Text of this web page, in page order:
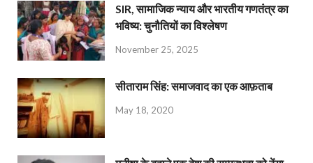
SIR, सामाजिक न्याय और भारतीय गणतंत्र का
भविष्य: चुनौतियों का विश्लेषण
November 25, 2025
सीताराम सिंह: समाजवाद का एक आफ़ताब
May 18, 2020